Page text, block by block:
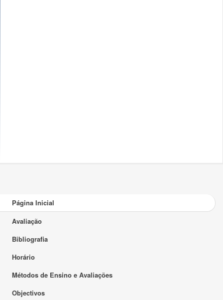
Página Inicial
Avaliação
Bibliografia
Horário
Métodos de Ensino e Avaliações
Objectivos